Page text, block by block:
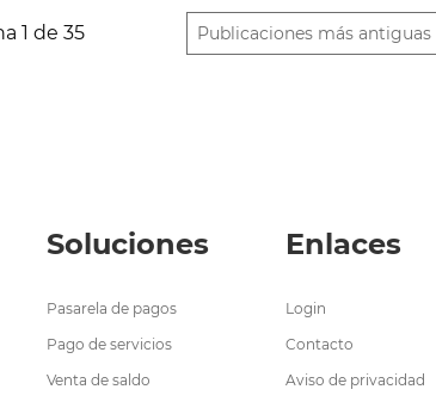
1 de 35 Publicaciones más antiguas
Soluciones
Pasarela de pagos
Pago de servicios
Venta de saldo
Enlaces
Login
Contacto
Aviso de privacidad